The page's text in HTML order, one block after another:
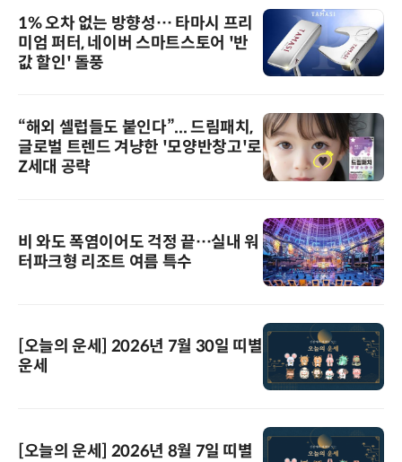
1% 오차 없는 방향성… 타마시 프리
미엄 퍼터, 네이버 스마트스토어 '반
값 할인' 돌풍
“해외 셀럽들도 붙인다”... 드림패치,
글로벌 트렌드 겨냥한 '모양반창고'로
Z세대 공략
비 와도 폭염이어도 걱정 끝…실내 워
터파크형 리조트 여름 특수
[오늘의 운세] 2026년 7월 30일 띠별
운세
[오늘의 운세] 2026년 8월 7일 띠별